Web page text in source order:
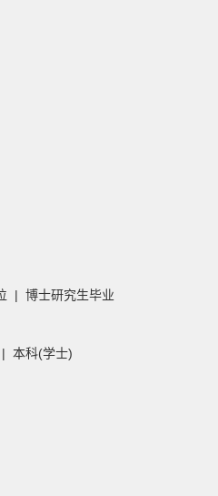
| 博士研究生毕业
本科(学士)